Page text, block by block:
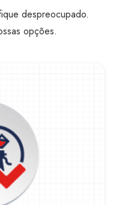
despreocupado.
opções.